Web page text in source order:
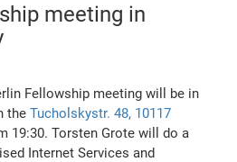
meeting in
Fellowship meeting will be in
theTucholskystr. 48, 10117
19:30. Torsten Grote will do a
Internet Services and